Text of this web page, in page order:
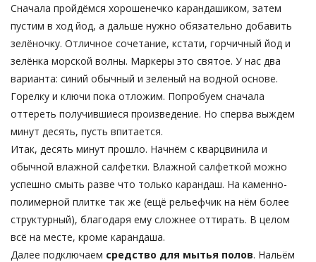
Сначала пройдёмся хорошенечко карандашиком, затем
пустим в ход йод, а дальше нужно обязательно добавить
зелёночку. Отличное сочетание, кстати, горчичный йод и
зелёнка морской волны. Маркеры это святое. У нас два
варианта: синий обычный и зеленый на водной основе.
Горелку и ключи пока отложим. Попробуем сначала
оттереть получившиеся произведение. Но сперва выждем
минут десять, пусть впитается.
Итак, десять минут прошло. Начнём с кварцвинила и
обычной влажной салфетки. Влажной салфеткой можно
успешно смыть разве что только карандаш. На каменно-
полимерной плитке так же (ещё рельефчик на нём более
структурный), благодаря ему сложнее оттирать. В целом
всё на месте, кроме карандаша.
Далее подключаем средство для мытья полов. Нальём